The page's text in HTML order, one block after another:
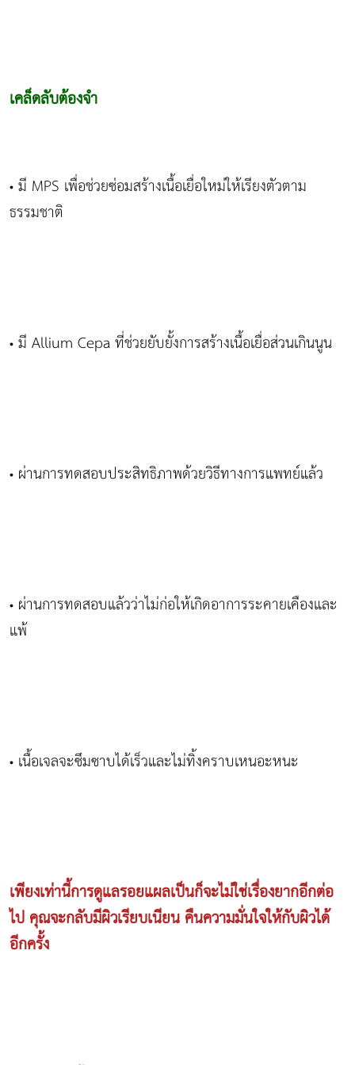
เคล็ดลับต้องจำ
• มี MPS เพื่อช่วยซ่อมสร้างเนื้อเยื่อใหม่ให้เรียงตัวตาม
ธรรมชาติ
• มี Allium Cepa ที่ช่วยยับยั้งการสร้างเนื้อเยื่อส่วนเกินนูน
• ผ่านการทดสอบประสิทธิภาพด้วยวิธีทางการแพทย์แล้ว
• ผ่านการทดสอบแล้วว่าไม่ก่อให้เกิดอาการระคายเคืองและ
แพ้
• เนื้อเจลจะซึมซาบได้เร็วและไม่ทิ้งคราบเหนอะหนะ
เพียงเท่านี้การดูแลรอยแผลเป็นก็จะไม่ใช่เรื่องยากอีกต่อ
ไป คุณจะกลับมีผิวเรียบเนียน คืนความมั่นใจให้กับผิวได้
อีกครั้ง